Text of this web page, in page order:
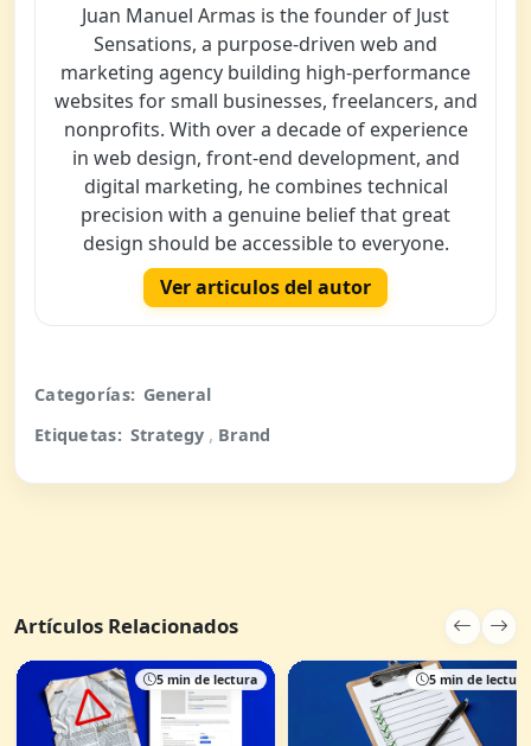
Juan Manuel Armas is the founder of Just
Sensations, a purpose-driven web and
marketing agency building high-performance
websites for small businesses, freelancers, and
nonprofits. With over a decade of experience
in web design, front-end development, and
digital marketing, he combines technical
precision with a genuine belief that great
design should be accessible to everyone.
Ver articulos del autor
Categorías: General
Etiquetas: Strategy , Brand
Artículos Relacionados
5 min de lectura 5 min de lectura